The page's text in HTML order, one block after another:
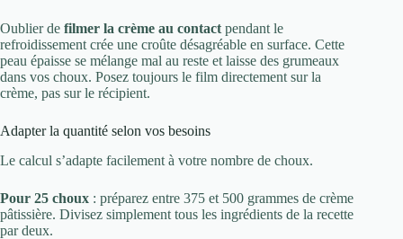
Oublier de filmer la crème au contact pendant le
refroidissement crée une croûte désagréable en surface. Cette
peau épaisse se mélange mal au reste et laisse des grumeaux
dans vos choux. Posez toujours le film directement sur la
crème, pas sur le récipient.
Adapter la quantité selon vos besoins
Le calcul s’adapte facilement à votre nombre de choux.
Pour 25 choux : préparez entre 375 et 500 grammes de crème
pâtissière. Divisez simplement tous les ingrédients de la recette
par deux.